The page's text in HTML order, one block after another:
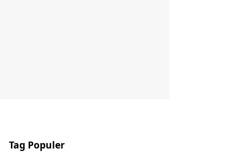
Tag Populer